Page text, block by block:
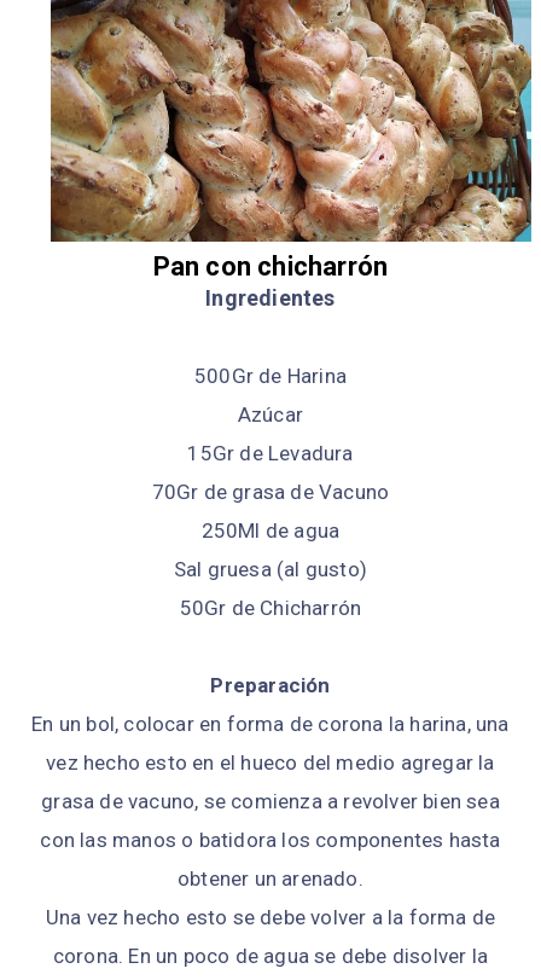
Pan con chicharrón
Ingredientes
500Gr de Harina
Azúcar
15Gr de Levadura
70Gr de grasa de Vacuno
250Ml de agua
Sal gruesa (al gusto)
50Gr de Chicharrón
Preparación
En un bol, colocar en forma de corona la harina, una
vez hecho esto en el hueco del medio agregar la
grasa de vacuno, se comienza a revolver bien sea
con las manos o batidora los componentes hasta
obtener un arenado.
Una vez hecho esto se debe volver a la forma de
corona. En un poco de agua se debe disolver la